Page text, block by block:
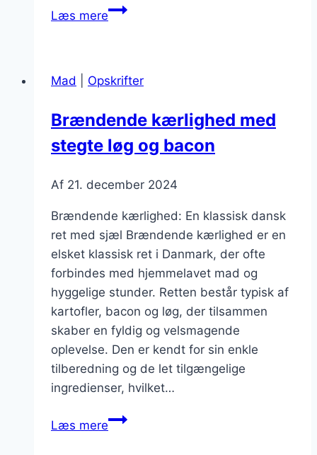
Læs mereBrændende
med
Mad Opskrifter
Brændende kærlighed med
stegte løg og bacon
Af 21. december 2024
Brændende kærlighed: En klassisk dansk
ret med sjæl Brændende kærlighed er en
elsket klassisk ret i Danmark, der ofte
forbindes med hjemmelavet mad og
hyggelige stunder. Retten består typisk af
kartofler, bacon og løg, der tilsammen
skaber en fyldig og velsmagende
oplevelse. Den er kendt for sin enkle
tilberedning og de let tilgængelige
ingredienser, hvilket…
Læs mereBrændende